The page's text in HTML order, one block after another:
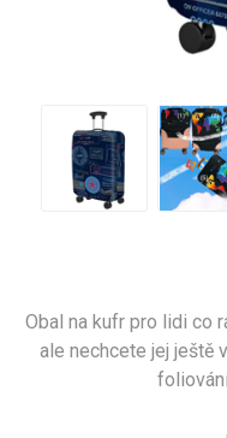
Obal na kufr pro lidi co
ale nechcete jej ještě